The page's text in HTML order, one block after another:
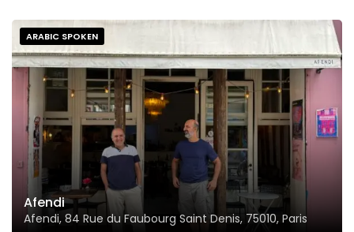
ARABIC SPOKEN
Afendi
Afendi, 84 Rue du Faubourg Saint Denis, 75010, Paris